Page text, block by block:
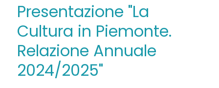
Presentazione "La
Cultura in Piemonte.
Relazione Annuale
2024/2025"